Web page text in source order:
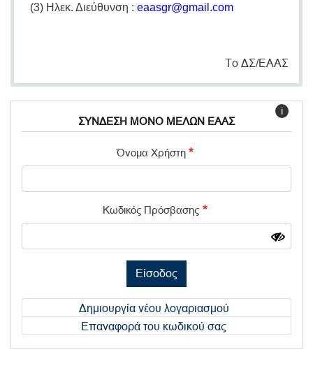
(3) Ηλεκ. Διεύθυνση : eaasgr@gmail .com
Το ΔΣ/ΕΑΑΣ
i
ΣΥΝΔΕΣΗ ΜΟΝΟ ΜΕΛΩΝ ΕΑΑΣ
Όνομα Χρήστη
Κωδικός Πρόσβασης
Είσοδος
Δημιουργία νέου λογαριασμού
Επαναφορά του κωδικού σας